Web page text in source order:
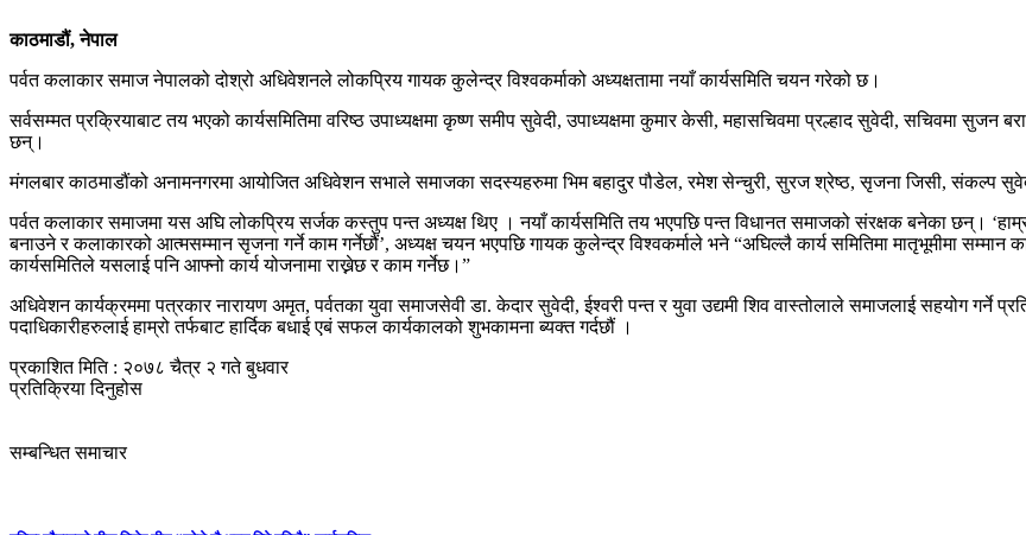
काठमाडौं, नेपाल
पर्वत कलाकार समाज नेपालको दोश्रो अधिवेशनले लोकप्रिय गायक कुलेन्द्र विश्वकर्माको अध्यक्षतामा नयाँ कार्यसमिति चयन गरेको छ।
सर्वसम्मत प्रक्रियाबाट तय भएको कार्यसमितिमा वरिष्ठ उपाध्यक्षमा कृष्ण समीप सुवेदी, उपाध्यक्षमा कुमार केसी, महासचिवमा प्रल्हाद सुवेदी, सचिवमा सुजन
छन्।
मंगलबार काठमाडौंको अनामनगरमा आयोजित अधिवेशन सभाले समाजका सदस्यहरुमा भिम बहादुर पौडेल, रमेश सेन्चुरी, सुरज श्रेष्ठ, सृजना जिसी, संकल्प
पर्वत कलाकार समाजमा यस अघि लोकप्रिय सर्जक कस्तुप पन्त अध्यक्ष थिए । नयाँ कार्यसमिति तय भएपछि पन्त विधानत समाजको संरक्षक बनेका छन्।
बनाउने र कलाकारको आत्मसम्मान सृजना गर्ने काम गर्नेछौं’, अध्यक्ष चयन भएपछि गायक कुलेन्द्र विश्वकर्माले भने “अघिल्लै कार्य समितिमा मातृभूमीमा
कार्यसमितिले यसलाई पनि आफ्नो कार्य योजनामा राख्नेछ र काम गर्नेछ।”
अधिवेशन कार्यक्रममा पत्रकार नारायण अमृत, पर्वतका युवा समाजसेवी डा. केदार सुवेदी, ईश्वरी पन्त र युवा उद्यमी शिव वास्तोलाले समाजलाई सहयोग गर्ने
पदाधिकारीहरुलाई हाम्रो तर्फबाट हार्दिक बधाई एबं सफल कार्यकालको शुभकामना ब्यक्त गर्दछौं ।
प्रकाशित मिति : २०७८ चैत्र २ गते बुधवार
प्रतिक्रिया दिनुहोस
सम्बन्धित समाचार